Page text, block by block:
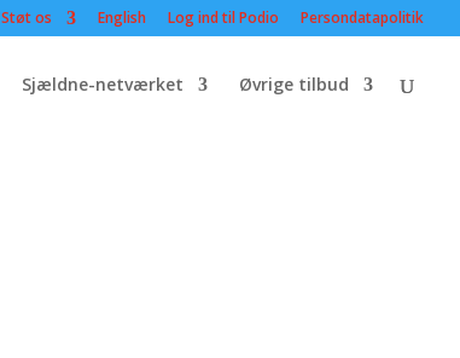
Støt os English Log ind til Podio Persondatapolitik
Sjældne-netværket Øvrige tilbud